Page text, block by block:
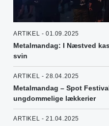
ARTIKEL - 01.09.2025
Metalmandag: I Næstved
svin
ARTIKEL - 28.04.2025
Metalmandag – Spot
ungdommelige lækkerier
ARTIKEL - 21.04.2025